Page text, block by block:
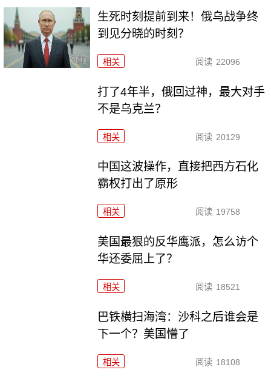
生死时刻提前到来！俄乌战争终
到见分晓的时刻？
相关 阅读 22096
打了4年半，俄回过神，最大对手
不是乌克兰？
相关 阅读 20129
中国这波操作，直接把西方石化
霸权打出了原形
相关 阅读 19758
美国最狠的反华鹰派，怎么访个
华还委屈上了？
相关 阅读 18521
巴铁横扫海湾：沙科之后谁会是
下一个？美国懵了
相关 阅读 18108